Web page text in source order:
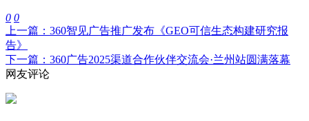
0 0
上一篇：360智见广告推广发布《GEO可信生态构建研究报
告》
下一篇：360广告2025渠道合作伙伴交流会·兰州站圆满落幕
网友评论